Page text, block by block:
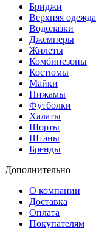
Бриджи
Верхняя одежда
Водолазки
Джемперы
Жилеты
Комбинезоны
Костюмы
Майки
Пижамы
Футболки
Халаты
Шорты
Штаны
Бренды
Дополнительно
О компании
Доставка
Оплата
Покупателям